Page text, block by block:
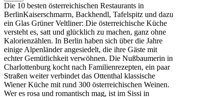
Die 10 besten österreichischen Restaurants in
BerlinKaiserschmarrn, Backhendl, Tafelspitz und dazu
ein Glas Grüner Veltliner: Die österreichische Küche
versteht es, satt und glücklich zu machen, ganz ohne
Kalorienzählen. In Berlin haben sich über die Jahre
einige Alpenländer angesiedelt, die ihre Gäste mit
echter Gemütlichkeit verwöhnen. Die Nußbaumerin in
Charlottenburg kocht nach Familienrezepten, ein paar
Straßen weiter verbindet das Ottenthal klassische
Wiener Küche mit rund 300 österreichischen Weinen.
Wer es rosa und romantisch mag, ist im Sissi in